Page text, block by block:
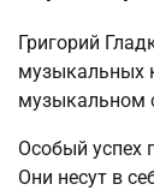
Григорий
музыкальных
музыкальном
Особый успех
Они несут в